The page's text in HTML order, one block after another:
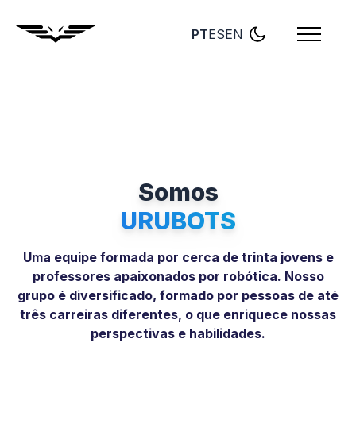
PTESEN
Somos
URUBOTS
Uma equipe formada por cerca de trinta jovens e
professores apaixonados por robótica. Nosso
grupo é diversificado, formado por pessoas de até
três carreiras diferentes, o que enriquece nossas
perspectivas e habilidades.